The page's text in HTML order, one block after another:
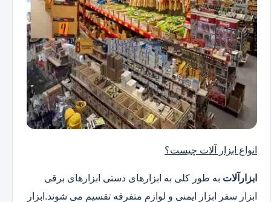
انواع ابزار آلات چیست؟
ابزارآلات به طور کلی به ابزارهای دستی ابزارهای برقی
ابزار سفر ابزار ایمنی و لوازم متفرقه تقسیم می شوند.ابزار